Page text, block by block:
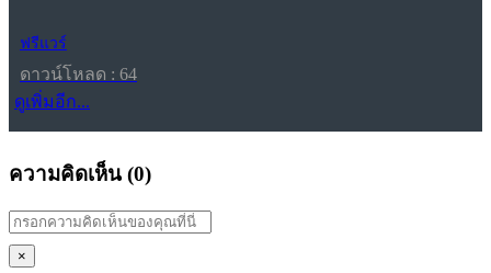
ฟรีแวร์
ดาวน์โหลด : 64
ดูเพิ่มอีก...
ความคิดเห็น (0)
×